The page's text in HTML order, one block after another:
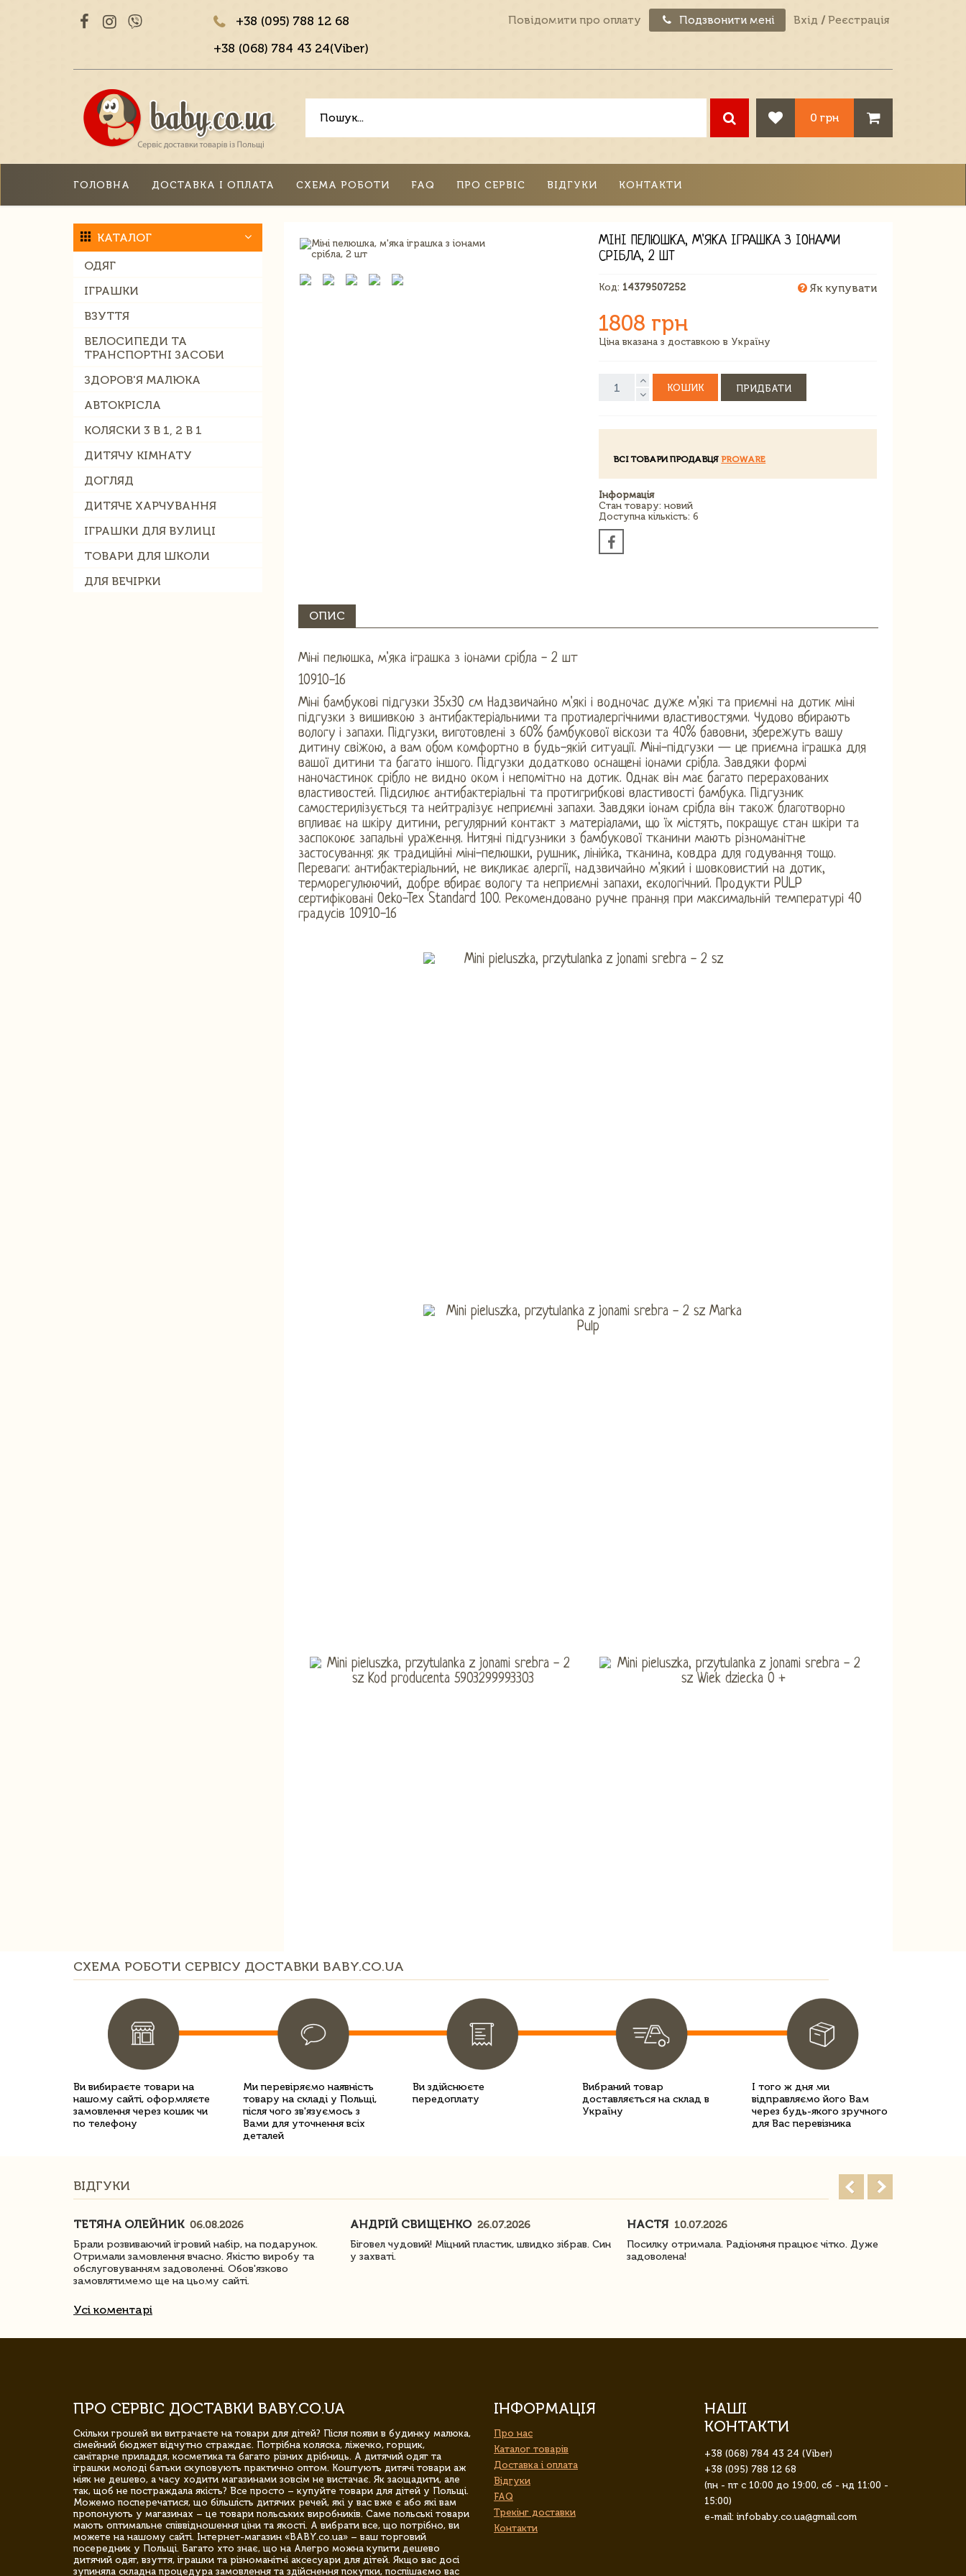
+38 (095) 788 12 68
+38 (068) 784 43 24(Viber)
Повідомити про оплату Подзвонити мені Вхід / Реєстрація
0 грн
ГОЛОВНА ДОСТАВКА І ОПЛАТА СХЕМА РОБОТИ FAQ ПРО СЕРВІС ВІДГУКИ КОНТАКТИ
КАТАЛОГ
ОДЯГ
ІГРАШКИ
ВЗУТТЯ
ВЕЛОСИПЕДИ ТА
ТРАНСПОРТНІ ЗАСОБИ
ЗДОРОВ'Я МАЛЮКА
АВТОКРІСЛА
КОЛЯСКИ 3 В 1, 2 В 1
ДИТЯЧУ КІМНАТУ
ДОГЛЯД
ДИТЯЧЕ ХАРЧУВАННЯ
ІГРАШКИ ДЛЯ ВУЛИЦІ
ТОВАРИ ДЛЯ ШКОЛИ
ДЛЯ ВЕЧІРКИ
МІНІ ПЕЛЮШКА, М'ЯКА ІГРАШКА З ІОНАМИ
СРІБЛА, 2 ШТ
Код: 14379507252 Як купувати
1808 грн
Ціна вказана з доставкою в Україну
КОШИК ПРИДБАТИ
ВСІ ТОВАРИ ПРОДАВЦЯPROWARE
Інформація
Стан товару: новий
Доступна кількість: 6
ОПИС
Міні пелюшка, м'яка іграшка з іонами срібла - 2 шт
10910-16
Міні бамбукові підгузки 35х30 см Надзвичайно м'які і водночас дуже м'які та приємні на дотик міні
підгузки з вишивкою з антибактеріальними та протиалергічними властивостями. Чудово вбирають
вологу і запахи. Підгузки, виготовлені з 60% бамбукової віскози та 40% бавовни, збережуть вашу
дитину свіжою, а вам обом комфортно в будь-якій ситуації. Міні-підгузки — це приємна іграшка для
вашої дитини та багато іншого. Підгузки додатково оснащені іонами срібла. Завдяки формі
наночастинок срібло не видно оком і непомітно на дотик. Однак він має багато перерахованих
властивостей. Підсилює антибактеріальні та протигрибкові властивості бамбука. Підгузник
самостерилізується та нейтралізує неприємні запахи. Завдяки іонам срібла він також благотворно
впливає на шкіру дитини, регулярний контакт з матеріалами, що їх містять, покращує стан шкіри та
заспокоює запальні ураження. Нитяні підгузники з бамбукової тканини мають різноманітне
застосування: як традиційні міні-пелюшки, рушник, лінійка, тканина, ковдра для годування тощо.
Переваги: ​​антибактеріальний, не викликає алергії, надзвичайно м'який і шовковистий на дотик,
терморегулюючий, добре вбирає вологу та неприємні запахи, екологічний. Продукти PULP
сертифіковані Oeko-Tex Standard 100. Рекомендовано ручне прання при максимальній температурі 40
градусів 10910-16
СХЕМА РОБОТИ СЕРВІСУ ДОСТАВКИ BABY.CO.UA
Ви вибираєте товари на
нашому сайті, оформляєте
замовлення через кошик чи
по телефону
Ми перевіряємо наявність
товару на складі у Польщі,
після чого зв'язуємось з
Вами для уточнення всіх
деталей
Ви здійснюєте
передоплату
Вибраний товар
доставляється на склад в
Україну
І того ж дня ми
відправляємо його Вам
через будь-якого зручного
для Вас перевізника
ВІДГУКИ
ТЕТЯНА ОЛЕЙНИК 06.08.2026
Брали розвиваючий ігровий набір, на подарунок.
Отримали замовлення вчасно. Якістю виробу та
обслуговуванням задоволенні. Обов'язково
замовлятимемо ще на цьому сайті.
АНДРІЙ СВИЩЕНКО 26.07.2026
Біговел чудовий! Міцний пластик, швидко зібрав. Син
у захваті.
НАСТЯ 10.07.2026
Посилку отримала. Радіоняня працює чітко. Дуже
задоволена!
Усі коментарі
ПРО СЕРВІС ДОСТАВКИ BABY.CO.UA
Скільки грошей ви витрачаєте на товари для дітей? Після появи в будинку малюка,
сімейний бюджет відчутно страждає. Потрібна коляска, ліжечко, горщик,
санітарне приладдя, косметика та багато різних дрібниць. А дитячий одяг та
іграшки молоді батьки скуповують практично оптом. Коштують дитячі товари аж
ніяк не дешево, а часу ходити магазинами зовсім не вистачає. Як заощадити, але
так, щоб не постраждала якість? Все просто – купуйте товари для дітей у Польщі.
Можемо посперечатися, що більшість дитячих речей, які у вас вже є або які вам
пропонують у магазинах – це товари польських виробників. Саме польські товари
мають оптимальне співвідношення ціни та якості. А вибрати все, що потрібно, ви
можете на нашому сайті. Інтернет-магазин «BABY.co.ua» – ваш торговий
посередник у Польщі. Багато хто знає, що на Алегро можна купити дешево
дитячий одяг, взуття, іграшки та різноманітні аксесуари для дітей. Якщо вас досі
зупиняла складна процедура замовлення та здійснення покупки, поспішаємо вас
ІНФОРМАЦІЯ
Про нас
Каталог товарів
Доставка і оплата
Відгуки
FAQ
Трекінг доставки
Контакти
НАШІ
КОНТАКТИ
+38 (068) 784 43 24 (Viber)
+38 (095) 788 12 68
(пн - пт с 10:00 до 19:00, сб - нд 11:00 -
15:00)
e-mail: infobaby.co.ua@gmail.com